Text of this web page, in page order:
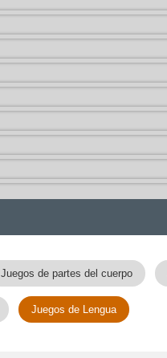
Juegos de partes del cuerpo
Juegos de Lengua